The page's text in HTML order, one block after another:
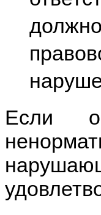
Если